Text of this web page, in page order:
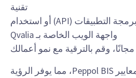
تقنية
الدمج عبر واجهة برمجة التطبيقات (API) أو استخدام
واجهة الويب الخاصة بـ Qvalia
مجانًا، وقم بالترقية مع نمو أعمالك
تدعم منصتنا أحدث معايير Peppol BIS، مما يوفر الرؤية